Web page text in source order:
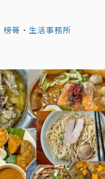
榜哥‧生活事務所